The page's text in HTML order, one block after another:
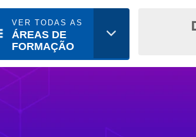
VER TODAS AS
ÁREAS DE
FORMAÇÃO